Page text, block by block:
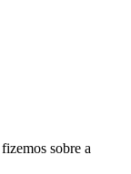
sobre a